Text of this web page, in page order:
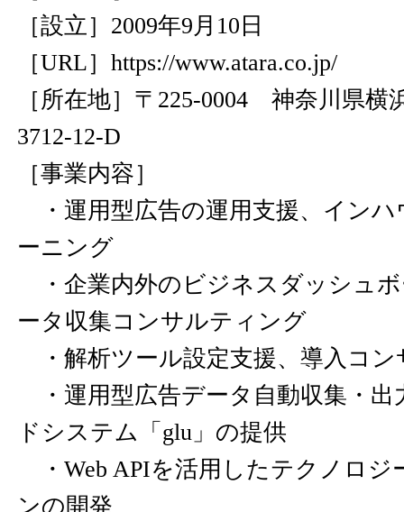
［設立］2009年9月10日
［URL］ https://www.atara.co.jp/
［所在地］〒225-0004 神奈川県横
3712-12-D
［事業内容］
・運用型広告の運用支援、インハ
ーニング
・企業内外のビジネスダッシュ
ータ収集コンサルティング
・解析ツール設定支援、導入コン
・運用型広告データ自動収集・出
ドシステム「glu」の提供
・Web APIを活用したテクノロジ
ンの開発